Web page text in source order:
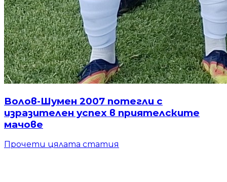
Волов-Шумен 2007 потегли с
изразителен успех в приятелските
мачове
Прочети цялата статия